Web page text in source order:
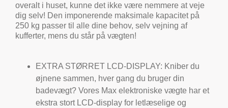
overalt i huset, kunne det ikke være nemmere at veje
dig selv! Den imponerende maksimale kapacitet på
250 kg passer til alle dine behov, selv vejning af
kufferter, mens du står på vægten!
EXTRA STØRRET LCD-DISPLAY: Kniber du
øjnene sammen, hver gang du bruger din
badevægt? Vores Max elektroniske vægte har et
ekstra stort LCD-display for letlæselige og